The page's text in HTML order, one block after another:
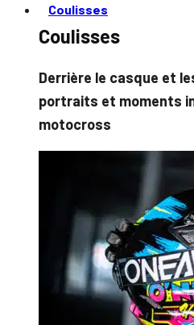
Coulisses
Coulisses
Derrière le casque et
portraits et moments
motocross